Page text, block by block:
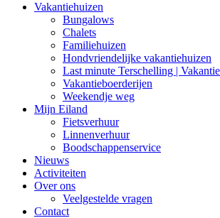
Vakantiehuizen
Bungalows
Chalets
Familiehuizen
Hondvriendelijke vakantiehuizen
Last minute Terschelling |
Vakantieboerderijen
Weekendje weg
Mijn Eiland
Fietsverhuur
Linnenverhuur
Boodschappenservice
Nieuws
Activiteiten
Over ons
Veelgestelde vragen
Contact